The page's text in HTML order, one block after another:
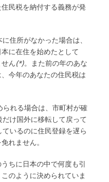
民税を納付する義務が発
住所がなかった場合は、
に在住を始めたとして
ん(*)。また前の年のあな
今年のあなたの住民税は
られる場合は、市町村が確
け国外に移転して戻って
いるのに住民登録を遅ら
れません。
ちに日本の中で何度も引
のように決められていま